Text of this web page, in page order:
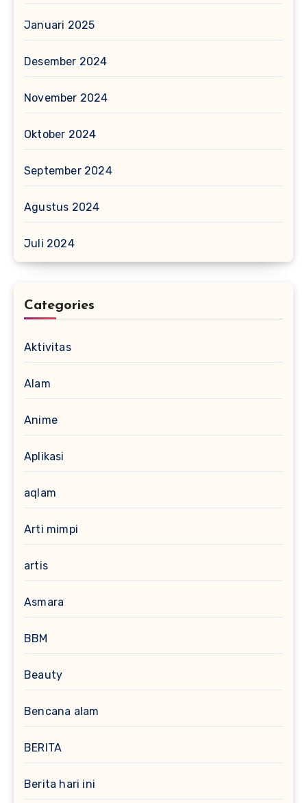
Januari 2025
Desember 2024
November 2024
Oktober 2024
September 2024
Agustus 2024
Juli 2024
Categories
Aktivitas
Alam
Anime
Aplikasi
aqlam
Arti mimpi
artis
Asmara
BBM
Beauty
Bencana alam
BERITA
Berita hari ini